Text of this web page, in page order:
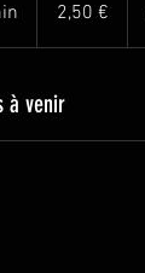
5
2,50 €
à venir